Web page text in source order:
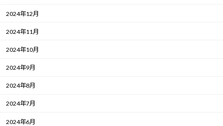
2024年12月
2024年11月
2024年10月
2024年9月
2024年8月
2024年7月
2024年6月